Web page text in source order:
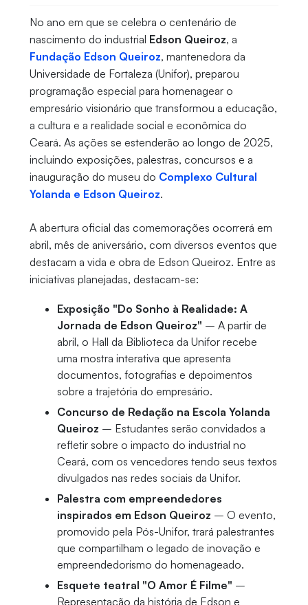
No ano em que se celebra o centenário de
nascimento do industrial Edson Queiroz, a
Fundação Edson Queiroz, mantenedora da
Universidade de Fortaleza (Unifor), preparou
programação especial para homenagear o
empresário visionário que transformou a educação,
a cultura e a realidade social e econômica do
Ceará. As ações se estenderão ao longo de 2025,
incluindo exposições, palestras, concursos e a
inauguração do museu do Complexo Cultural
Yolanda e Edson Queiroz.
A abertura oficial das comemorações ocorrerá em
abril, mês de aniversário, com diversos eventos que
destacam a vida e obra de Edson Queiroz. Entre as
iniciativas planejadas, destacam-se:
Exposição "Do Sonho à Realidade: A
Jornada de Edson Queiroz" – A partir de
abril, o Hall da Biblioteca da Unifor recebe
uma mostra interativa que apresenta
documentos, fotografias e depoimentos
sobre a trajetória do empresário.
Concurso de Redação na Escola Yolanda
Queiroz – Estudantes serão convidados a
refletir sobre o impacto do industrial no
Ceará, com os vencedores tendo seus textos
divulgados nas redes sociais da Unifor.
Palestra com empreendedores
inspirados em Edson Queiroz – O evento,
promovido pela Pós-Unifor, trará palestrantes
que compartilham o legado de inovação e
empreendedorismo do homenageado.
Esquete teatral "O Amor É Filme" –
Representação da história de Edson e